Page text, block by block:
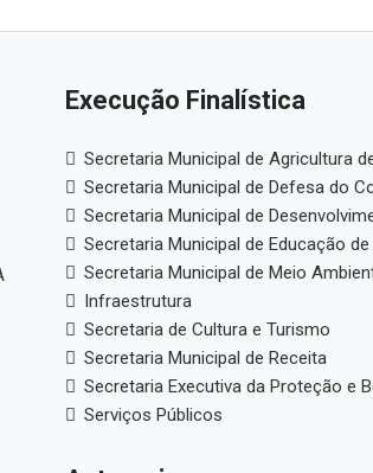
Execução Finalística
Secretaria Municipal de Agricultura
Secretaria Municipal de Defesa do
Secretaria Municipal de
Secretaria Municipal de Educação de
Secretaria Municipal de Meio
Infraestrutura
Secretaria de Cultura e Turismo
Secretaria Municipal de Receita
Secretaria Executiva da Proteção e
Serviços Públicos